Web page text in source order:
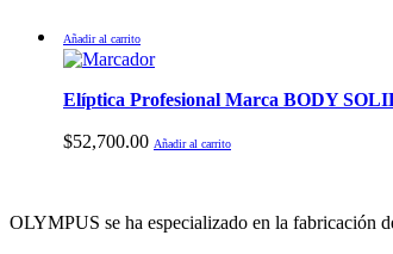
Añadir al carrito
Elíptica Profesional Marca BODY
$52,700.00 Añadir al carrito
OLYMPUS se ha especializado en la fabricación